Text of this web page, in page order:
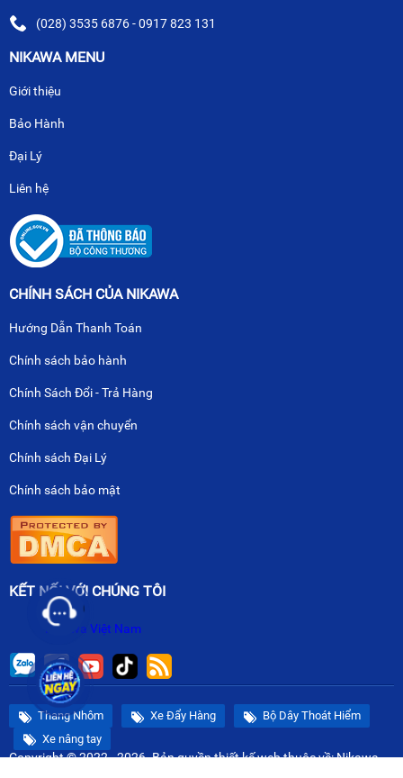
(028) 3535 6876 - 0917 823 131
NIKAWA MENU
Giới thiệu
Bảo Hành
Đại Lý
Liên hệ
CHÍNH SÁCH CỦA NIKAWA
Hướng Dẫn Thanh Toán
Chính sách bảo hành
Chính Sách Đổi - Trả Hàng
Chính sách vận chuyển
Chính sách Đại Lý
Chính sách bảo mật
KẾT NỐI VỚI CHÚNG TÔI
Nikawa Việt Nam
Thang Nhôm Xe Đẩy Hàng
Bộ Dây Thoát Hiểm
Xe nâng tay
Copyright © 2022 - 2026. Bản quyềnthiết kế webthuộc về: Nikawa